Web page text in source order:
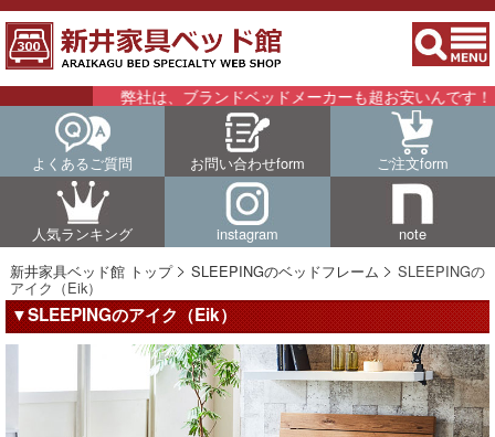
弊社は、ブランドベッドメーカーも超お安いんです！！
よくあるご質問 お問い合わせform ご注文form
人気ランキング instagram
note
新井家具ベッド館 トップ
SLEEPINGのベッドフレーム SLEEPINGの
アイク（Eik）
▼SLEEPINGのアイク（Eik）